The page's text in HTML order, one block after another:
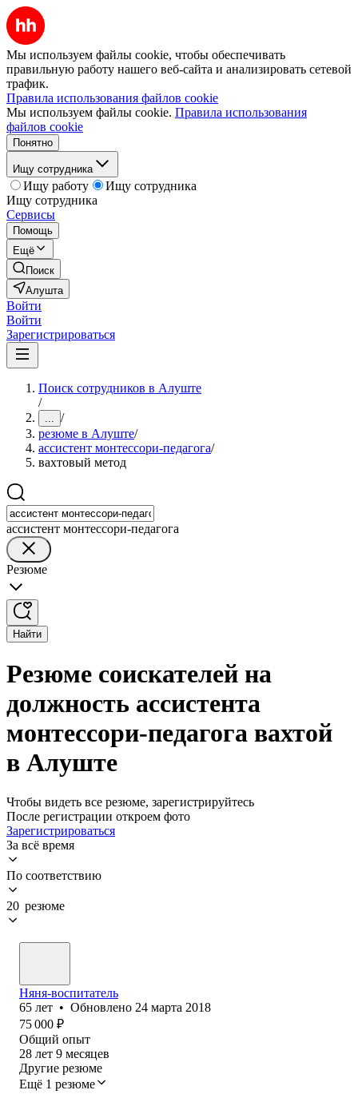
Мы используем файлы cookie, чтобы обеспечивать
правильную работу нашего веб-сайта и анализировать сетевой
трафик.
Правила использования файлов cookie
Мы используем файлы cookie. Правила использования
файлов cookie
Понятно
Ищу сотрудника
Ищу работу
Ищу сотрудника
Ищу сотрудника
Сервисы
Помощь
Ещё
Поиск
Алушта
Войти
Войти
Зарегистрироваться
Поиск сотрудников в Алуште
/
... /
резюме в Алуште/
ассистент монтессори-педагога/
вахтовый метод
ассистент монтессори-педагога
Резюме
Найти
Резюме соискателей на
должность ассистента
монтессори-педагога вахтой
в Алуште
Чтобы видеть все резюме, зарегистрируйтесь
После регистрации откроем фото
Зарегистрироваться
За всё время
По соответствию
20 резюме
Няня-воспитатель
65 лет • Обновлено 24 марта 2018
75 000 ₽
Общий опыт
28 лет 9 месяцев
Другие резюме
Ещё 1 резюме